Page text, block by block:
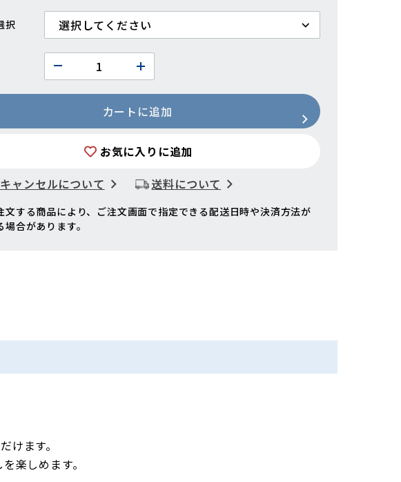
カートに追加
お気に入りに追加
ャンセルについて
送料について
文する商品により、ご注文画面で指定できる配送日時や決済方法が
合があります。
けます。
楽しめます。